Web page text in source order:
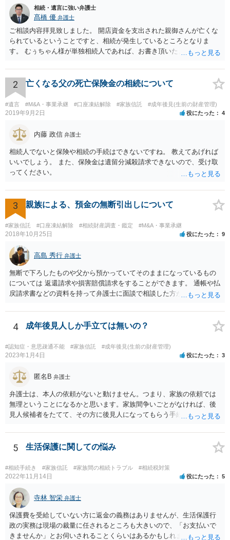
相続・遺言に強い弁護士
髙橋 優 弁護士
ご相談内容拝見致しました。 開店資金を支出された親御さんが亡くな
られているということですと、相続が発生しているところとなりま
す。 むぅちゃん様が単独相続人であれば、お書き頂いたような方法で
相続人おられるということであれば、他の相続人との協議が必要とな
るところです。 また、当該点とは別にご主人から貸付ではなく贈与で
あると主張される可能性がございます。 その場合には、貸付であるこ
とを伺わせる事情をどれだけ積み重ねることが出来るか、というとこ
ろとなります。 返済の事実や、返済を約束するメール等です。 金額の
おく方が宜しいかと思います。 緊急という訳ではないかと思います
が、事前準備が早い方が有効な手段が増える傾向にありますので、早
目に弁護士を入れられることを御検討頂くと良いかと思います。
2 亡くなる父の死亡保険金の相続について
#遺言 #M&A・事業承継 #口座凍結解除 #家族信託 #成年後見(生前の財産管理)
2019年9月2日 役にたった 4
内藤 政信 弁護士
相続人でないと保険や相続の手続はできないですね。 教えてあげれば
いいでしょう。 また、保険金は遺留分減殺請求できないので、受け取
ってください。
3 親族による、預金の無断引出しについて
#家族信託 #口座凍結解除 #相続財産調査・鑑定 #M&A・事業承継
2018年10月25日 役にたった 9
高島 秀行 弁護士
無断で下ろしたものや父から預かっていてそのままになっているもの
については 返還請求や損害賠償請求をすることができます。 通帳や払
戻請求書などの資料を持って弁護士に面談で相談した方がよいと思い
4 成年後見人しか手立ては無いの？
#認知症・意思疎通不能 #家族信託 #成年後見(生前の財産管理)
2023年1月4日 役にたった 3
匿名B 弁護士
弁護士は、本人の依頼がないと動けません。つまり、家族の依頼では
無理ということになるかと思います。家族間争いごとがなければ、後
見人候補者をたてて、その方に後見人になってもらう手続をすすめた
5 生活保護に関しての悩み
#相続手続き #家族信託 #家族間の相続トラブル #相続税対策
2022年11月14日 役にたった 5
寺林 智栄 弁護士
保護費を受給していない方に返金の義務はありませんが、生活保護行
政の実務は現場の裁量に任されるところも大きいので、「お支払いで
きませんか」とお伺いされることくらいはあるかもしれません。 通報